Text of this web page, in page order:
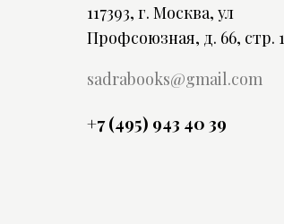
117393, г. Москва, ул
Профсоюзная, д. 66, стр. 1
sadrabooks@gmail.com
+7 (495) 943 40 39